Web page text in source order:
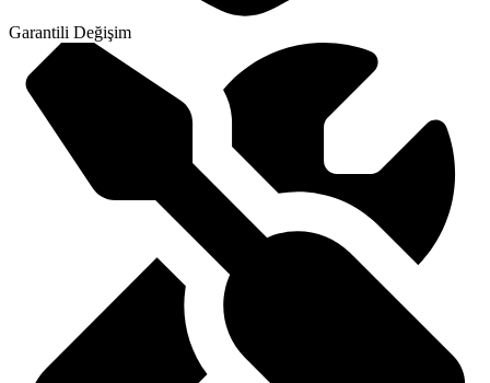
Garantili Değişim